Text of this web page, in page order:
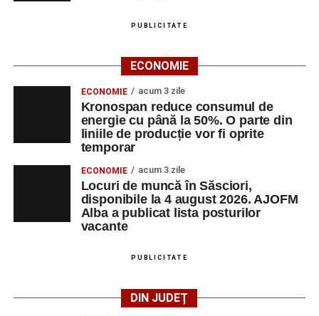
Adaugă-ne ca sursă preferată
Urmărește-ne pe Google News
Ultimele știri din Sebeș
Biciclist de 70 de ani, rănit într-un accident rutier
produs pe strada Dorobanți din Sebeș
Zilele Municipiului Sebeș 2026: zece zile de
spectacole, filme, sport și evenimente culturale, la
festivalul „Armonii în Sebeș”. Programul complet
Primăria Sebeș a decis să reducă intensitatea
PUBLICITATE
ECONOMIE
ECONOMIE acum 3 zile
Kronospan reduce consumul de
energie cu până la 50%. O parte din
liniile de producție vor fi oprite
temporar
ECONOMIE acum 3 zile
Locuri de muncă în Săsciori,
disponibile la 4 august 2026. AJOFM
Alba a publicat lista posturilor
vacante
PUBLICITATE
DIN JUDEȚ